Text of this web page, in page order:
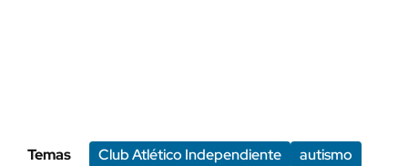
Temas Club Atlético Independiente
autismo